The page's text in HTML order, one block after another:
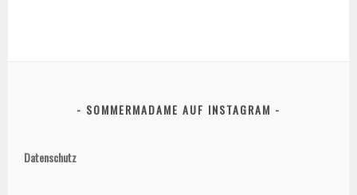
SOMMERMADAME AUF INSTAGRAM
Datenschutz